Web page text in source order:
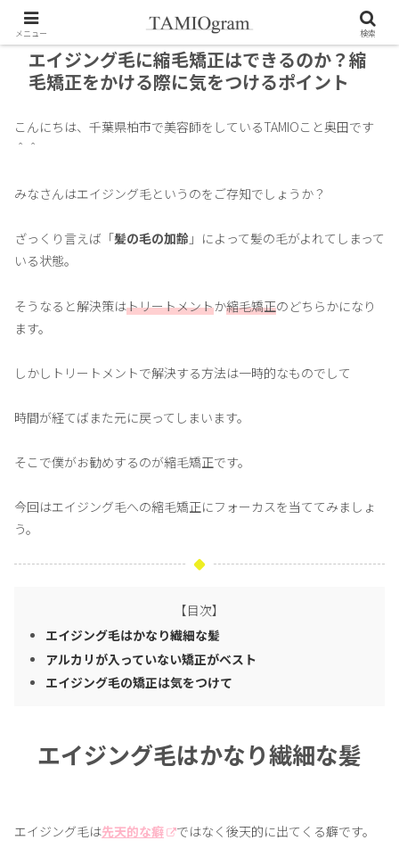
エイジング毛に縮毛矯正はできるのか？縮
毛矯正をかける際に気をつけるポイント
こんにちは、千葉県柏市で美容師をしているTAMIOこと奥田です
＾＾
みなさんはエイジング毛というのをご存知でしょうか？
ざっくり言えば「髪の毛の加齢 」によって髪の毛がよれてしまって
いる状態。
そうなると解決策はトリートメントか縮毛矯正のどちらかになり
ます。
しかしトリートメントで解決する方法は一時的なものでして
時間が経てばまた元に戻ってしまいます。
そこで僕がお勧めするのが縮毛矯正です。
今回はエイジング毛への縮毛矯正にフォーカスを当ててみましょ
う。
【目次】
エイジング毛はかなり繊細な髪
アルカリが入っていない矯正がベスト
エイジング毛の矯正は気をつけて
エイジング毛はかなり繊細な髪
エイジング毛は先天的な癖 ではなく後天的に出てくる癖です。
メニュー 検索